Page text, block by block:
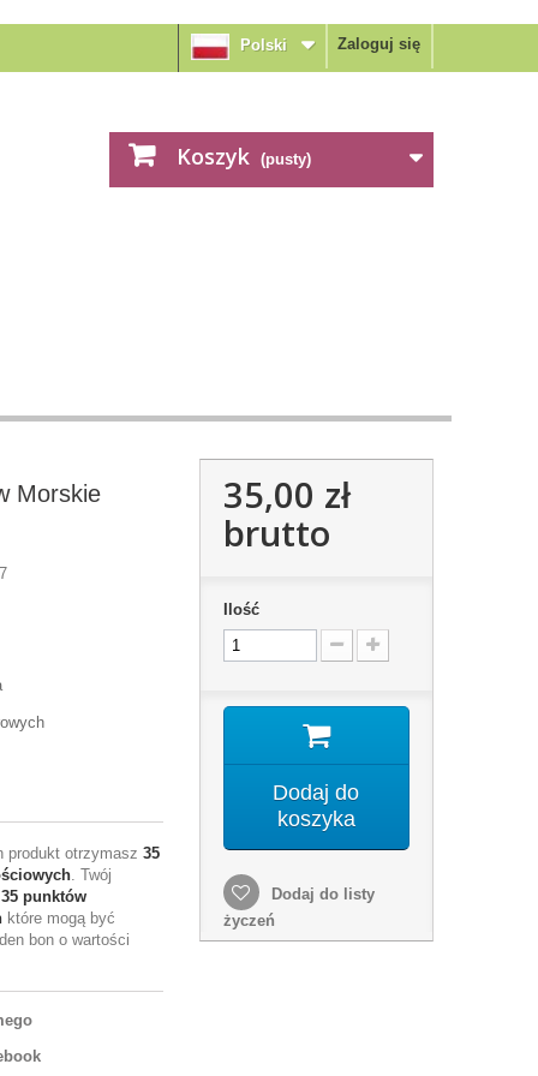
Zaloguj się
Polski
Koszyk (pusty)
Morskie
produkt otrzymasz 35
. Twój
35 punktów
które mogą być
bon o wartości
35,00 zł
brutto
Ilość
Dodaj do
koszyka
Dodaj do listy
życzeń